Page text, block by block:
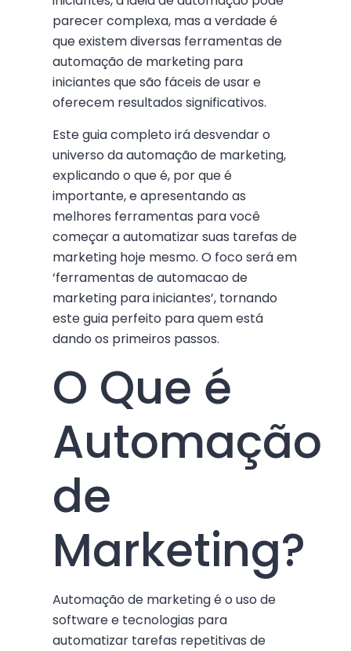
parecer complexa, mas a verdade é
que existem diversas ferramentas de
automação de marketing para
iniciantes que são fáceis de usar e
oferecem resultados significativos.
Este guia completo irá desvendar o
universo da automação de marketing,
explicando o que é, por que é
importante, e apresentando as
melhores ferramentas para você
começar a automatizar suas tarefas de
marketing hoje mesmo. O foco será em
‘ferramentas de automacao de
marketing para iniciantes’, tornando
este guia perfeito para quem está
dando os primeiros passos.
O Que é
Automação
de
Marketing?
Automação de marketing é o uso de
software e tecnologias para
automatizar tarefas repetitivas de